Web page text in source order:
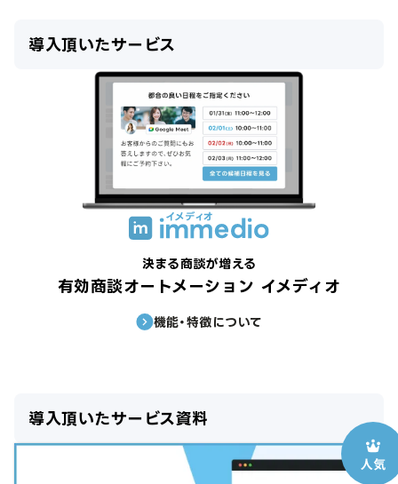
導入頂いたサービス
決まる商談が増える
有効商談オートメーション イメディオ
機能・特徴について
導入頂いたサービス資料